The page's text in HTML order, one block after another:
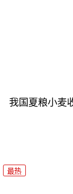
我国夏粮小麦
最热